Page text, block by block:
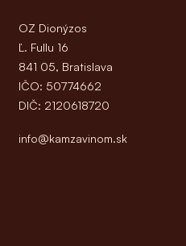
OZ Dionýzos
Ľ. Fullu 16
841 05, Bratislava
IČO: 50774662
DIČ: 2120618720
info@kamzavinom.sk